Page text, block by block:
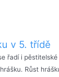
v 5. třídě
řadí i
Růst